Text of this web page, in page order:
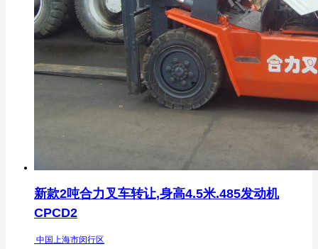
新款2吨合力叉车转让,身高4.5米.485发动机
CPCD2
中国上海市闵行区